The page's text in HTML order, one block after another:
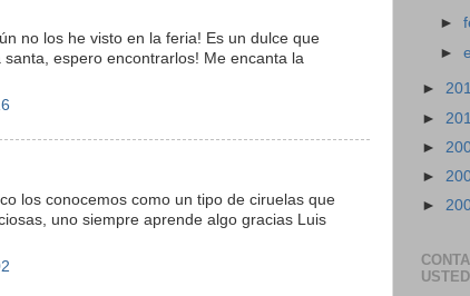
no los he visto en la feria! Es un dulce que
espero encontrarlos! Me encanta la
los conocemos como un tipo de ciruelas que
uno siempre aprende algo gracias Luis
►
►
►
►
►
►
►